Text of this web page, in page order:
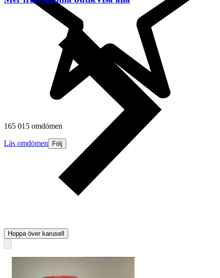
165 015 omdömen
Läs omdömen Följ
Hoppa över karusell